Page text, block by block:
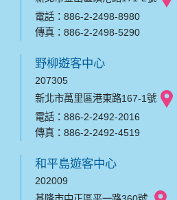
電話：886-2-2498-8980
傳真：886-2-2498-5290
野柳遊客中心
207305
新北市萬里區港東路167-1號
電話：886-2-2492-2016
傳真：886-2-2492-4519
和平島遊客中心
202009